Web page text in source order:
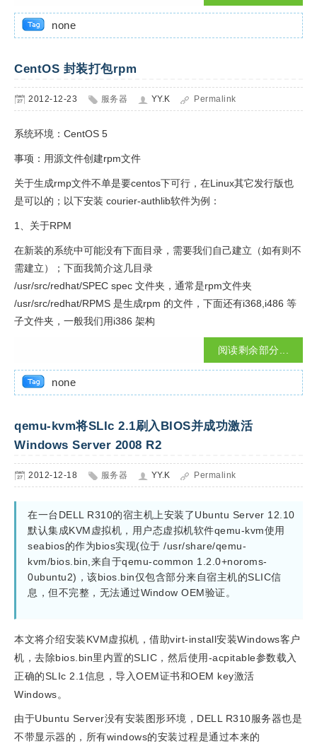
none
CentOS 封装打包rpm
2012-12-23 服务器 YY.K Permalink
系统环境：CentOS 5
事项：用源文件创建rpm文件
关于生成rmp文件不单是要centos下可行，在Linux其它发行版也
是可以的；以下安装 courier-authlib软件为例：
1、关于RPM
在新装的系统中可能没有下面目录，需要我们自己建立（如有则不
需建立）；下面我简介这几目录
/usr/src/redhat/SPEC spec 文件夹，通常是rpm文件夹
/usr/src/redhat/RPMS 是生成rpm 的文件，下面还有i368,i486 等
子文件夹，一般我们用i386 架构
阅读剩余部分...
none
qemu-kvm将SLIc 2.1刷入BIOS并成功激活
Windows Server 2008 R2
2012-12-18 服务器 YY.K Permalink
在一台DELL R310的宿主机上安装了Ubuntu Server 12.10
默认集成KVM虚拟机，用户态虚拟机软件qemu-kvm使用
seabios的作为bios实现(位于 /usr/share/qemu-
kvm/bios.bin ,来自于qemu-common 1.2.0+noroms-
0ubuntu2)，该bios.bin仅包含部分来自宿主机的SLIC信
息，但不完整，无法通过Window OEM验证。
本文将介绍安装KVM虚拟机，借助virt-install安装Windows客户
机，去除bios.bin里内置的SLIC，然后使用-acpitable参数载入
正确的SLIc 2.1信息，导入OEM证书和OEM key激活
Windows。
由于Ubuntu Server没有安装图形环境，DELL R310服务器也是
不带显示器的，所有windows的安装过程是通过本来的